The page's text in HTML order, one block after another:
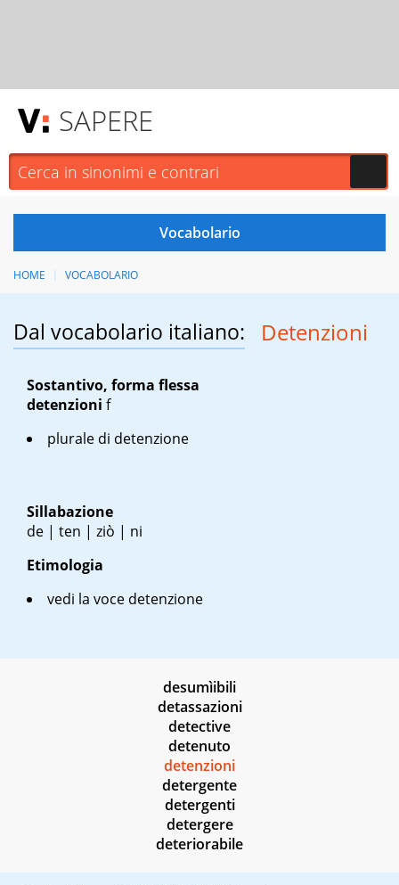
SAPERE
HOME VOCABOLARIO
Dal vocabolario italiano: Detenzioni
Sostantivo, forma flessa
detenzioni f
plurale di detenzione
Sillabazione
de | ten | ziò | ni
Etimologia
vedi la voce detenzione
desumìibili
detassazioni
detective
detenuto
detenzioni
detergente
detergenti
detergere
deteriorabile